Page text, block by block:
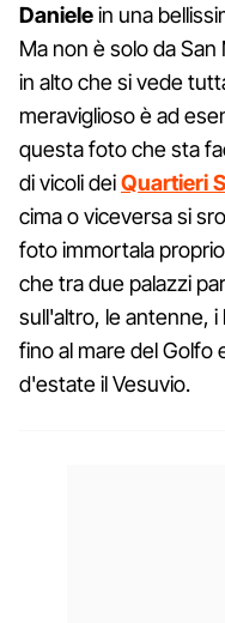
Danielein una
Ma non è solo da
in alto che si vede
meraviglioso è ad
questa foto che sta
di vicoli deiQuartieri
cima o viceversa si
foto immortala
che tra due palazzi
sull'altro, le antenne, i
fino al mare del Golfo
d'estate il Vesuvio.